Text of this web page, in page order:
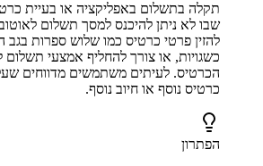
תקלה בתשלום באפליקציה או בעיית
שבו לא ניתן להיכנס למסך תשלום
להזין פרטי כרטיס כמו שלוש ספרות בגב
כשגויות, או צורך להחליף אמצעי
הכרטיס. לעיתים משתמשים מדווחים
כרטיס נוסף או חיוב נוסף.
הפתרון